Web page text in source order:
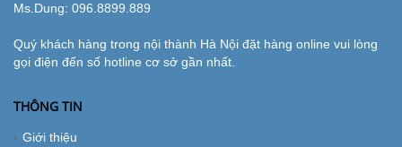
Ms.Dung: 096.8899.889
Quý khách hàng trong nội thành Hà Nội đặt hàng online vui lòng
gọi điện đến số hotline cơ sở gần nhất.
THÔNG TIN
Giới thiệu